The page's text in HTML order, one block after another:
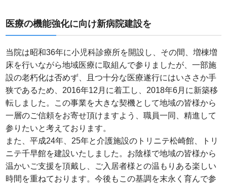
医療の機能強化に向け新病院建設を
当院は昭和36年に小児科診療所を開設し、その間、増棟増
床を行いながら地域医療に取組んで参りましたが、一部施
設の老朽化は否めず、且つ十分な医療遂行にはいささか手
狭であるため、2016年12月に着工し、2018年6月に新築移
転しました。この事業を大きな契機として地域の皆様から
一層のご信頼をお寄せ頂けますよう、職員一同、精進して
参りたいと考えております。
また、平成24年、25年と介護施設のトリニテ松崎館、トリ
ニテ千早館を建設いたしました。お陰様で地域の皆様から
温かいご支援を頂戴し、ご入居者様との温もりある楽しい
時間を重ねております。今後もこの基調を末永く育んで参